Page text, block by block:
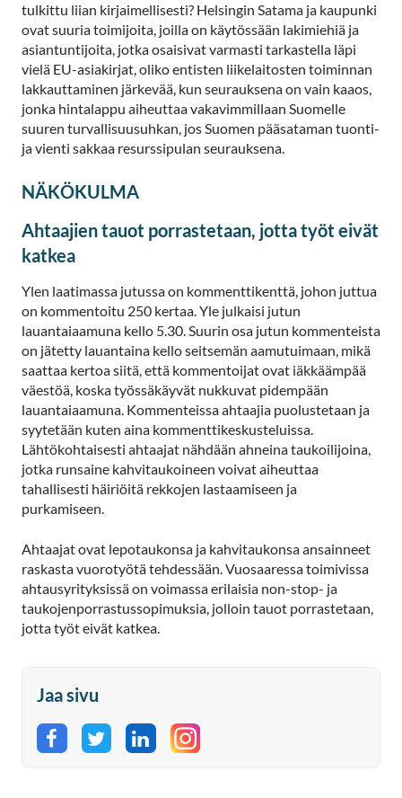
tulkittu liian kirjaimellisesti? Helsingin Satama ja kaupunki
ovat suuria toimijoita, joilla on käytössään lakimiehiä ja
asiantuntijoita, jotka osaisivat varmasti tarkastella läpi
vielä EU-asiakirjat, oliko entisten liikelaitosten toiminnan
lakkauttaminen järkevää, kun seurauksena on vain kaaos,
jonka hintalappu aiheuttaa vakavimmillaan Suomelle
suuren turvallisuusuhkan, jos Suomen pääsataman tuonti-
ja vienti sakkaa resurssipulan seurauksena.
NÄKÖKULMA
Ahtaajien tauot porrastetaan, jotta työt eivät
katkea
Ylen laatimassa jutussa on kommenttikenttä, johon juttua
on kommentoitu 250 kertaa. Yle julkaisi jutun
lauantaiaamuna kello 5.30. Suurin osa jutun kommenteista
on jätetty lauantaina kello seitsemän aamutuimaan, mikä
saattaa kertoa siitä, että kommentoijat ovat iäkkäämpää
väestöä, koska työssäkäyvät nukkuvat pidempään
lauantaiaamuna. Kommenteissa ahtaajia puolustetaan ja
syytetään kuten aina kommenttikeskusteluissa.
Lähtökohtaisesti ahtaajat nähdään ahneina taukoilijoina,
jotka runsaine kahvitaukoineen voivat aiheuttaa
tahallisesti häiriöitä rekkojen lastaamiseen ja
purkamiseen.
Ahtaajat ovat lepotaukonsa ja kahvitaukonsa ansainneet
raskasta vuorotyötä tehdessään. Vuosaaressa toimivissa
ahtausyrityksissä on voimassa erilaisia non-stop- ja
taukojenporrastussopimuksia, jolloin tauot porrastetaan,
jotta työt eivät katkea.
Jaa sivu
Jaa Facebookissa
Jaa Twitterissä
Jaa LinkedInissä